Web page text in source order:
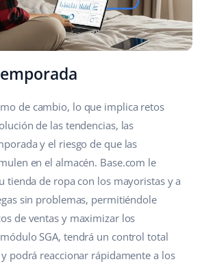
de cambio, lo que implica retos
de las tendencias, las
y el riesgo de que las
en el almacén. Base.com le
tienda de ropa con los mayoristas y a
sin problemas, permitiéndole
de ventas y maximizar los
SGA, tendrá un control total
podrá reaccionar rápidamente a los